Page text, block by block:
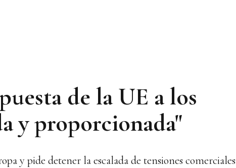
de la UE a los
y proporcionada"
y pide detener la escalada de tensiones comerciales